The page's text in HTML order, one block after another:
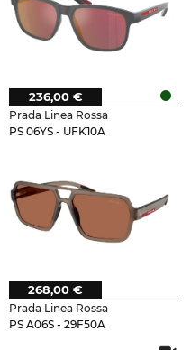
Prada Linea Rossa
PS 06YS - UFK10A
236,00 €
Prada Linea Rossa
PS A06S - 29F50A
268,00 €